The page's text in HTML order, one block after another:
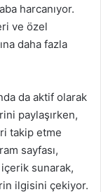
harcanıyor.
ve özel
daha fazla
da aktif olarak
paylaşırken,
takip etme
sayfası,
sunarak,
ilgisini çekiyor.